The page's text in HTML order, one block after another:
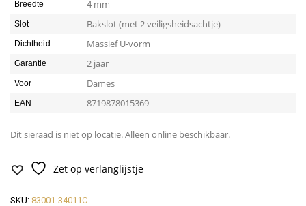
Breedte 4 mm
Slot Bakslot (met 2 veiligsheidsachtje)
Dichtheid Massief U-vorm
Garantie 2 jaar
Voor Dames
EAN 8719878015369
Dit sieraad is niet op locatie. Alleen online beschikbaar.
Zet op verlanglijstje
SKU: 83001-34011C